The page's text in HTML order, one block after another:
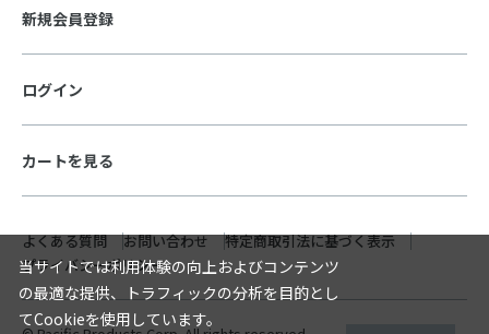
新規会員登録
ログイン
カートを見る
よくある質問 お問い合わせ
特定商取引法に基づく表示
プライバシーポリシー
当サイトでは利用体験の向上およびコンテンツ
の最適な提供、トラフィックの分析を目的とし
てCookieを使用しています。